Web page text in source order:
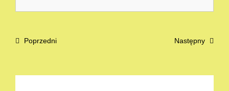
Następny
Poprzedni